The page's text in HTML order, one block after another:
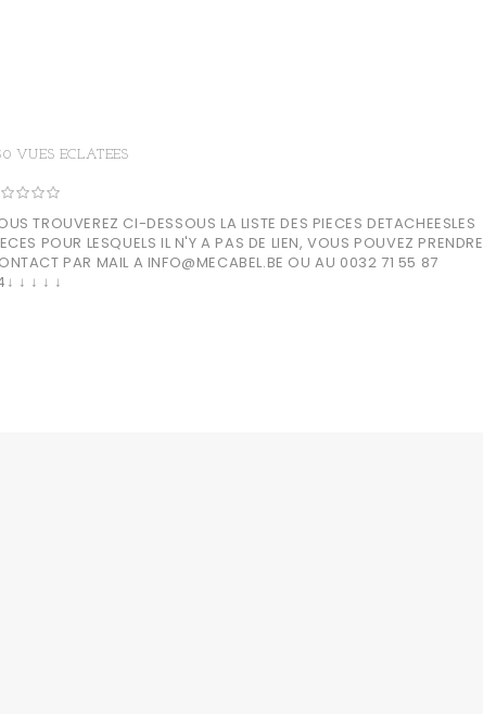
VUES ECLATEES
TROUVEREZ CI-DESSOUS LA LISTE DES PIECES DETACHEESLES
POUR LESQUELS IL N'Y A PAS DE LIEN, VOUS POUVEZ PRENDRE
PAR MAIL A INFO@MECABEL.BE OU AU 0032 71 55 87
↓ ↓ ↓ ↓